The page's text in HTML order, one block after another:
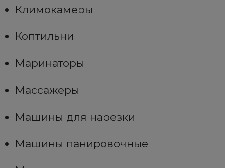
Климокамеры
Коптильни
Маринаторы
Массажеры
Машины для нарезки
Машины панировочные